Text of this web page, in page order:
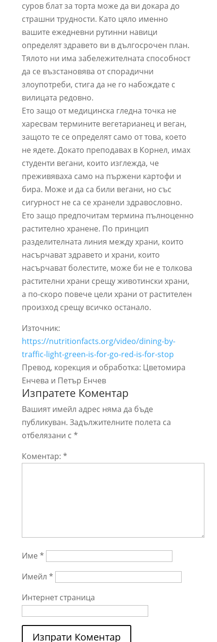
суров блат за торта може да ви докара до
страшни трудности. Като цяло именно
вашите ежедневни рутинни навици
определят здравето ви в дългосрочен план.
Тялото ни има забележителната способност
да се възстановява от спорадични
злоупотреби, стига да не го набождате с
вилицата редовно.
Ето защо от медицинска гледна точка не
харесвам термините вегетарианец и веган,
защото те се определят само от това, което
не ядете. Докато преподавах в Корнел, имах
студенти вегани, които изглежда, че
преживяваха само на пържени картофи и
бира. Може и да са били вегани, но със
сигурност не са се хранели здравословно.
Ето защо предпочитам термина пълноценно
растително хранене. По принцип
разделителната линия между храни, които
насърчават здравето и храни, които
насърчават болестите, може би не е толкова
растителни храни срещу животински храни,
а по-скоро повече цели храни от растителен
произход срещу всичко останало.
Източник:
https://nutritionfacts.org/video/dining-by-
traffic-light-green-is-for-go-red-is-for-stop
Превод, корекция и обработка: Цветомира
Енчева и Петър Енчев
Изпратете Коментар
Вашият имейл адрес няма да бъде
публикуван. Задължителните полета са
отбелязани с *
Коментар: *
Име *
Имейл *
Интернет страница